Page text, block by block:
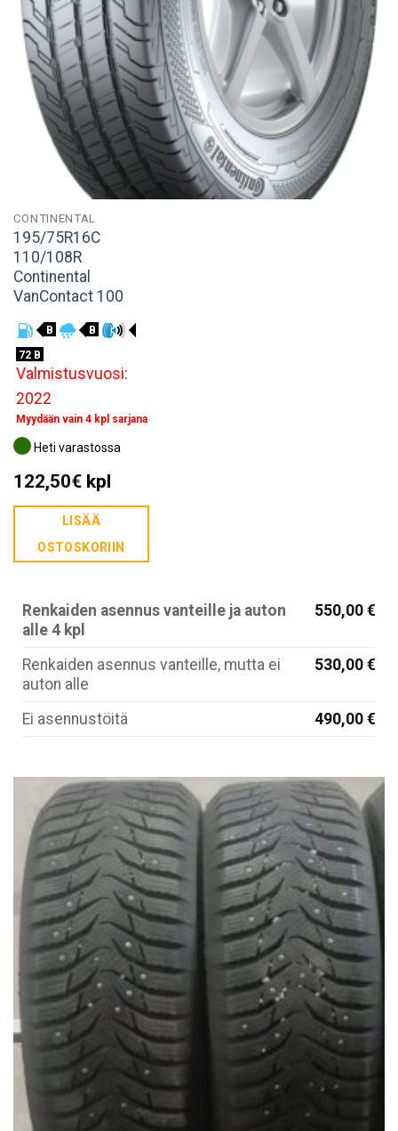
CONTINENTAL
195/75R16C
110/108R
Continental
VanContact 100
B
B
72 B
Valmistusvuosi:
2022
Myydään vain 4 kpl sarjana
Heti varastossa
122,50€kpl
LISÄÄ
OSTOSKORIIN
Renkaiden asennus vanteille ja auton
alle 4 kpl
550,00 €
Renkaiden asennus vanteille, mutta ei
auton alle
530,00 €
Ei asennustöitä 490,00 €